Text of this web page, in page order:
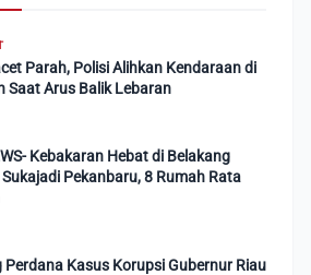
Parah, Polisi Alihkan Kendaraan di
Saat Arus Balik Lebaran
Kebakaran Hebat di Belakang
Pekanbaru, 8 Rumah Rata
Perdana Kasus Korupsi Gubernur Riau